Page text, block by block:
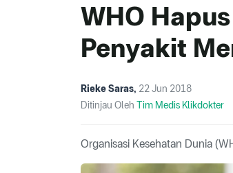
WHO
Penyakit
Rieke Saras, 22 Jun 2018
Ditinjau Oleh Tim Medis Klikdokter
Organisasi Kesehatan Dunia